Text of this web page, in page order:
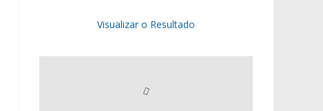
Visualizar o Resultado